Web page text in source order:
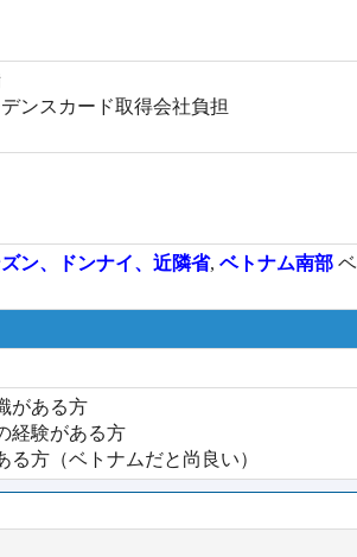
ンスカード取得会社負担
ン、ドンナイ、近隣省, ベトナム南部
がある方
経験がある方
る方（ベトナムだと尚良い）